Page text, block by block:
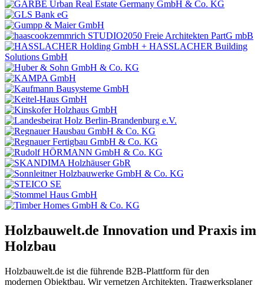
Holzbauwelt.de Innovation und Praxis im
Holzbau
Holzbauwelt.de ist die führende B2B-Plattform für den
modernen Objektbau. Wir vernetzen Architekten, Tragwerksplaner